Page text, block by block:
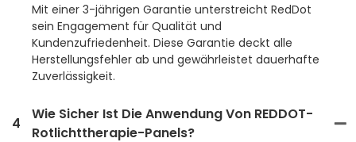
Mit einer 3-jährigen Garantie unterstreicht RedDot
sein Engagement für Qualität und
Kundenzufriedenheit. Diese Garantie deckt alle
Herstellungsfehler ab und gewährleistet dauerhafte
Zuverlässigkeit.
4
Wie Sicher Ist Die Anwendung Von REDDOT-
Rotlichttherapie-Panels?